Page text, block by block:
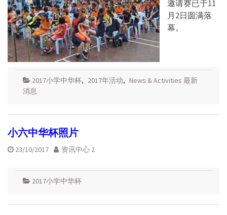
邀请赛已于11
月2日圆满落
幕。
2017小学中华杯, 2017年活动, News & Activities 最新
消息
小六中华杯照片
23/10/2017 资讯中心 2
2017小学中华杯